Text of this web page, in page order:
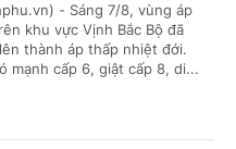
- Sáng 7/8, vùng áp
khu vực Vịnh Bắc Bộ đã
thành áp thấp nhiệt đới.
mạnh cấp 6, giật cấp 8, di...